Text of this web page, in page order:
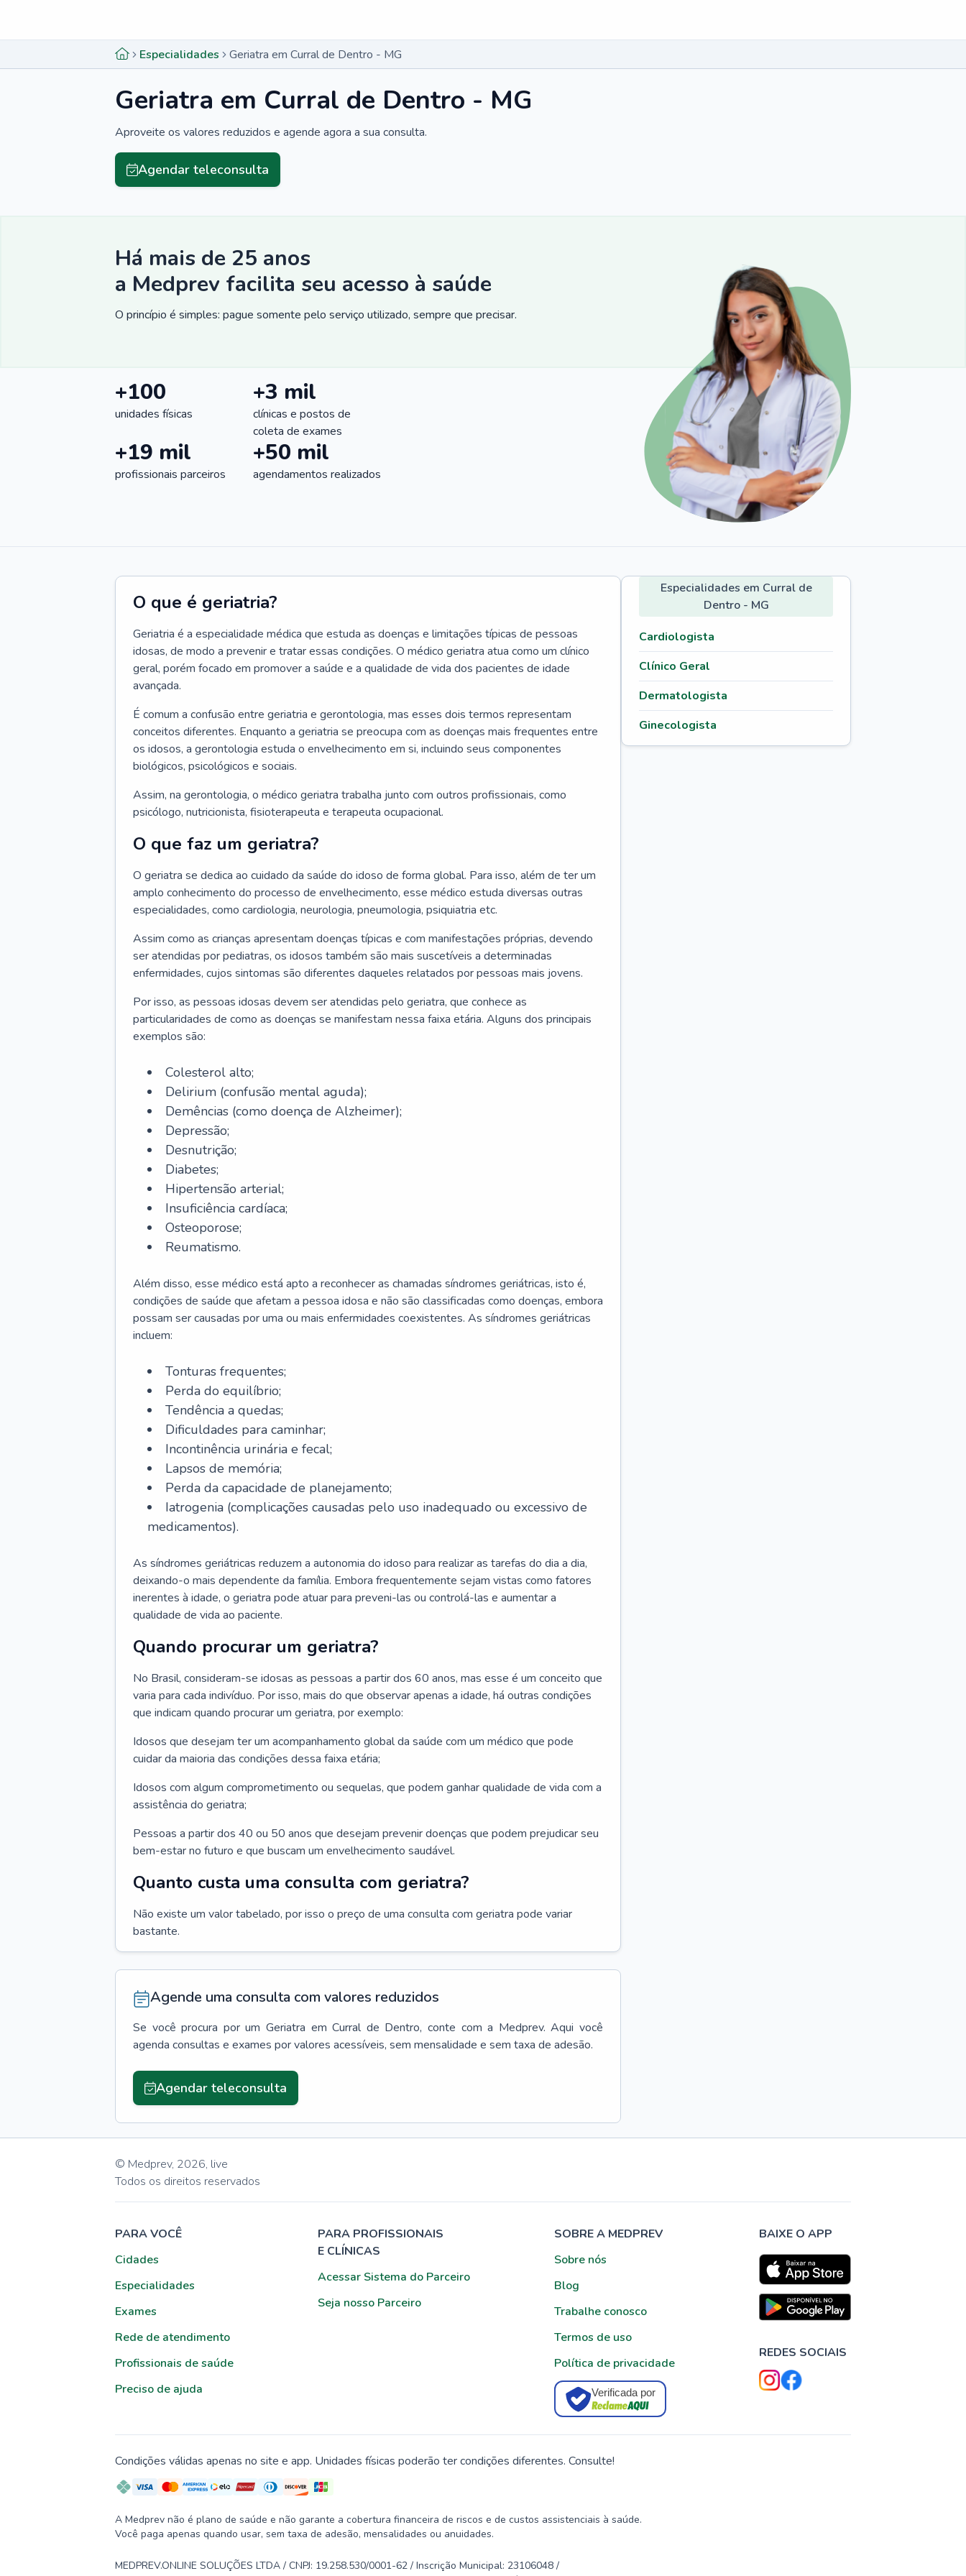
Especialidades Geriatra em Curral de Dentro - MG
Geriatra em Curral de Dentro - MG
Aproveite os valores reduzidos e agende agora a sua consulta.
Agendar teleconsulta
Há mais de 25 anos
a Medprev facilita seu acesso à saúde
O princípio é simples: pague somente pelo serviço utilizado, sempre que precisar.
+100
unidades físicas
+3 mil
clínicas e postos de
coleta de exames
+19 mil
profissionais parceiros
+50 mil
agendamentos realizados
O que é geriatria?
Geriatria é a especialidade médica que estuda as doenças e limitações típicas de pessoas
idosas, de modo a prevenir e tratar essas condições. O médico geriatra atua como um clínico
geral, porém focado em promover a saúde e a qualidade de vida dos pacientes de idade
avançada.
É comum a confusão entre geriatria e gerontologia, mas esses dois termos representam
conceitos diferentes. Enquanto a geriatria se preocupa com as doenças mais frequentes entre
os idosos, a gerontologia estuda o envelhecimento em si, incluindo seus componentes
biológicos, psicológicos e sociais.
Assim, na gerontologia, o médico geriatra trabalha junto com outros profissionais, como
psicólogo, nutricionista, fisioterapeuta e terapeuta ocupacional.
O que faz um geriatra?
O geriatra se dedica ao cuidado da saúde do idoso de forma global. Para isso, além de ter um
amplo conhecimento do processo de envelhecimento, esse médico estuda diversas outras
especialidades, como cardiologia, neurologia, pneumologia, psiquiatria etc.
Assim como as crianças apresentam doenças típicas e com manifestações próprias, devendo
ser atendidas por pediatras, os idosos também são mais suscetíveis a determinadas
enfermidades, cujos sintomas são diferentes daqueles relatados por pessoas mais jovens.
Por isso, as pessoas idosas devem ser atendidas pelo geriatra, que conhece as
particularidades de como as doenças se manifestam nessa faixa etária. Alguns dos principais
exemplos são:
Colesterol alto;
Delirium (confusão mental aguda);
Demências (como doença de Alzheimer);
Depressão;
Desnutrição;
Diabetes;
Hipertensão arterial;
Insuficiência cardíaca;
Osteoporose;
Reumatismo.
Além disso, esse médico está apto a reconhecer as chamadas síndromes geriátricas, isto é,
condições de saúde que afetam a pessoa idosa e não são classificadas como doenças, embora
possam ser causadas por uma ou mais enfermidades coexistentes. As síndromes geriátricas
incluem:
Tonturas frequentes;
Perda do equilíbrio;
Tendência a quedas;
Dificuldades para caminhar;
Incontinência urinária e fecal;
Lapsos de memória;
Perda da capacidade de planejamento;
Iatrogenia (complicações causadas pelo uso inadequado ou excessivo de
medicamentos).
As síndromes geriátricas reduzem a autonomia do idoso para realizar as tarefas do dia a dia,
deixando-o mais dependente da família. Embora frequentemente sejam vistas como fatores
inerentes à idade, o geriatra pode atuar para preveni-las ou controlá-las e aumentar a
qualidade de vida ao paciente.
Quando procurar um geriatra?
No Brasil, consideram-se idosas as pessoas a partir dos 60 anos, mas esse é um conceito que
varia para cada indivíduo. Por isso, mais do que observar apenas a idade, há outras condições
que indicam quando procurar um geriatra, por exemplo:
Idosos que desejam ter um acompanhamento global da saúde com um médico que pode
cuidar da maioria das condições dessa faixa etária;
Idosos com algum comprometimento ou sequelas, que podem ganhar qualidade de vida com a
assistência do geriatra;
Pessoas a partir dos 40 ou 50 anos que desejam prevenir doenças que podem prejudicar seu
bem-estar no futuro e que buscam um envelhecimento saudável.
Quanto custa uma consulta com geriatra?
Não existe um valor tabelado, por isso o preço de uma consulta com geriatra pode variar
bastante.
Agende uma consulta com valores reduzidos
Se você procura por um Geriatra em Curral de Dentro, conte com a Medprev. Aqui você
agenda consultas e exames por valores acessíveis, sem mensalidade e sem taxa de adesão.
Agendar teleconsulta
Especialidades em Curral de
Dentro - MG
Cardiologista
Clínico Geral
Dermatologista
Ginecologista
© Medprev, 2026, live
Todos os direitos reservados
PARA VOCÊ
Cidades
Especialidades
Exames
Rede de atendimento
Profissionais de saúde
Preciso de ajuda
PARA PROFISSIONAIS
E CLÍNICAS
Acessar Sistema do Parceiro
Seja nosso Parceiro
SOBRE A MEDPREV
Sobre nós
Blog
Trabalhe conosco
Termos de uso
Política de privacidade
Verificada por
BAIXE O APP
REDES SOCIAIS
Condições válidas apenas no site e app. Unidades físicas poderão ter condições diferentes. Consulte!
A Medprev não é plano de saúde e não garante a cobertura financeira de riscos e de custos assistenciais à saúde.
Você paga apenas quando usar, sem taxa de adesão, mensalidades ou anuidades.
MEDPREV.ONLINE SOLUÇÕES LTDA / CNPJ: 19.258.530/0001-62 / Inscrição Municipal: 23106048 /